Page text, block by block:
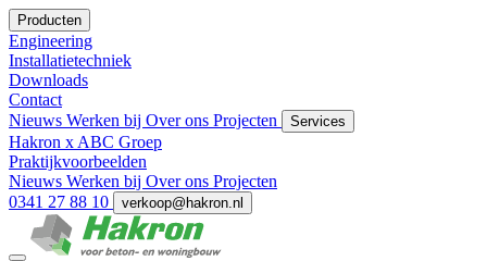
Producten
Engineering
Installatietechniek
Downloads
Contact
Nieuws Werken bij Over ons Projecten Services
Hakron x ABC Groep
Praktijkvoorbeelden
Nieuws Werken bij Over ons Projecten
0341 27 88 10
verkoop@hakron.nl